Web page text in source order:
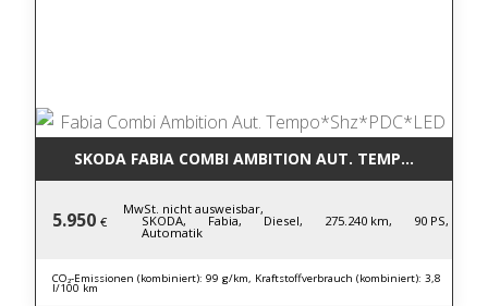
SKODA FABIA COMBI AMBITION AUT.
5.950 €
MwSt. nicht ausweisbar,
SKODA, Fabia, Diesel, 275.240 km, 90 PS,
Automatik
CO₂-Emissionen (kombiniert): 99 g/km, Kraftstoffverbrauch (kombiniert): 3,8
l/100 km